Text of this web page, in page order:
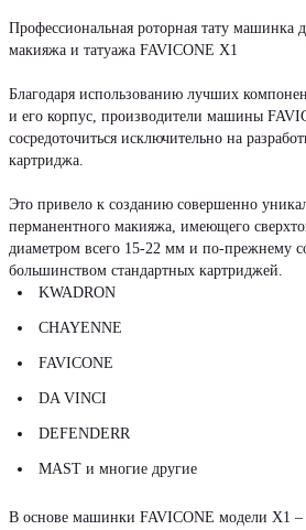
Профессиональная роторная тату машинка
макияжа и татуажа FAVICONE X1
Благодаря использованию лучших
и его корпус, производители машины
сосредоточиться исключительно на
картриджа.
Это привело к созданию совершенно
перманентного макияжа, имеющего
диаметром всего 15-22 мм и по-прежнему
большинством стандартных картриджей.
KWADRON
CHAYENNE
FAVICONE
DA VINCI
DEFENDERR
MAST и многие другие
В основе машинки FAVICONE модели X1 –